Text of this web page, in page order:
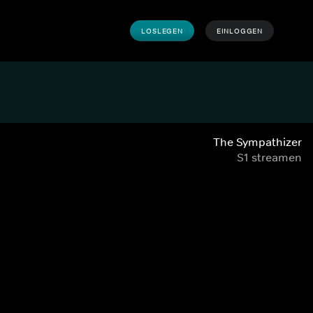
LOSLEGEN EINLOGGEN
The Sympathizer
S1 streamen